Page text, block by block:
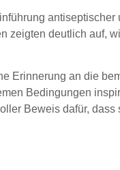
antiseptischer
zeigten deutlich auf,
Erinnerung an die
Bedingungen
Beweis dafür,